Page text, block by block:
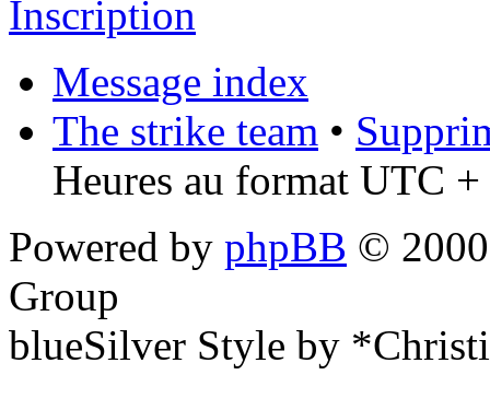
Inscription
Message index
The strike team •
Heures au format UTC
Powered by phpBB ©
Group
blueSilver Style by